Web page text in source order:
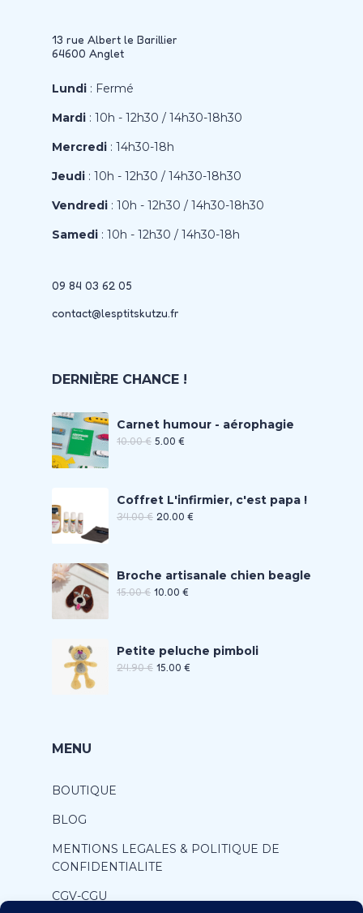
13 rue Albert le Barillier
64600 Anglet
Lundi : Fermé
Mardi : 10h - 12h30 / 14h30-18h30
Mercredi : 14h30-18h
Jeudi : 10h - 12h30 / 14h30-18h30
Vendredi : 10h - 12h30 / 14h30-18h30
Samedi : 10h - 12h30 / 14h30-18h
09 84 03 62 05
contact@lesptitskutzu.fr
DERNIÈRE CHANCE !
Carnet humour - aérophagie
10.00€ 5.00 €
Coffret L'infirmier, c'est papa !
34.00€ 20.00 €
Broche artisanale chien beagle
15.00€ 10.00 €
Petite peluche pimboli
24.90€ 15.00 €
MENU
BOUTIQUE
BLOG
MENTIONS LEGALES & POLITIQUE DE
CONFIDENTIALITE
CGV-CGU